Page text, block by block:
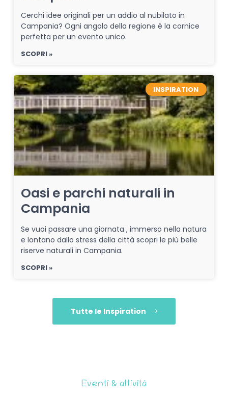
Cerchi idee originali per un addio al nubilato in
Campania? Ogni angolo della regione è la cornice
perfetta per un evento unico.
SCOPRI »
INSPIRATION
Oasi e parchi naturali in
Campania
Se vuoi passare una giornata , immerso nella natura
e lontano dallo stress della città scopri le più belle
riserve naturali in Campania.
SCOPRI »
Tutte le Inspiration
Eventi & attività